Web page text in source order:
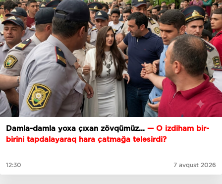
Damla-damla yoxa çıxan zövqümüz... — O izdiham bir-
birini tapdalayaraq hara çatmağa tələsirdi?
12:30 7 avqust 2026